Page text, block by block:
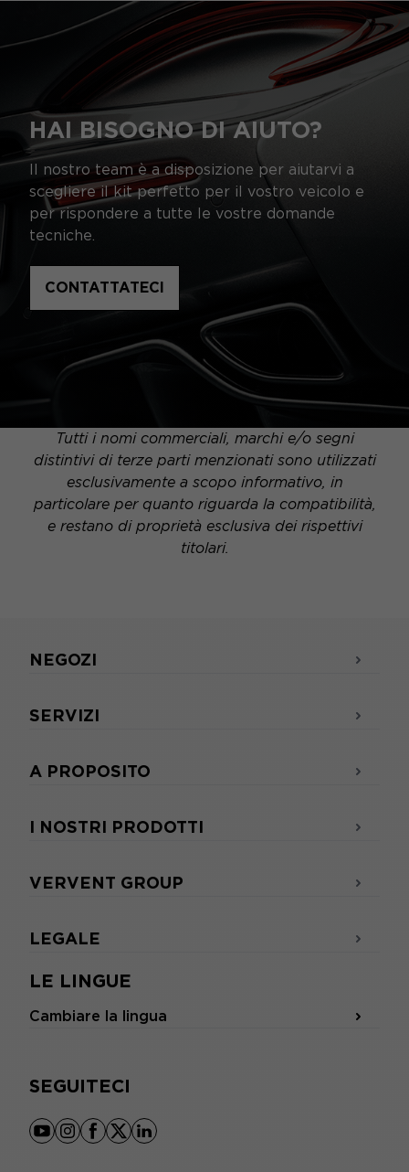
HAI BISOGNO DI AIUTO?
Il nostro team è a disposizione per aiutarvi a
scegliere il kit perfetto per il vostro veicolo e
per rispondere a tutte le vostre domande
tecniche.
CONTATTATECI
Tutti i nomi commerciali, marchi e/o segni
distintivi di terze parti menzionati sono utilizzati
esclusivamente a scopo informativo, in
particolare per quanto riguarda la compatibilità,
e restano di proprietà esclusiva dei rispettivi
titolari.
LE LINGUE
Cambiare la lingua
SEGUITECI
youtube
instagram
facebook
x linkedin
NEGOZI
SERVIZI
A PROPOSITO
I NOSTRI PRODOTTI
VERVENT GROUP
LEGALE